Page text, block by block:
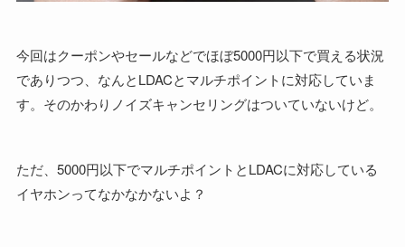
今回はクーポンやセールなどでほぼ5000円以下で買える状況
でありつつ、なんとLDACとマルチポイントに対応していま
す。そのかわりノイズキャンセリングはついていないけど。
ただ、5000円以下でマルチポイントとLDACに対応している
イヤホンってなかなかないよ？